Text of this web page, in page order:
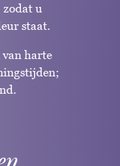
zodat u
staat.
harte